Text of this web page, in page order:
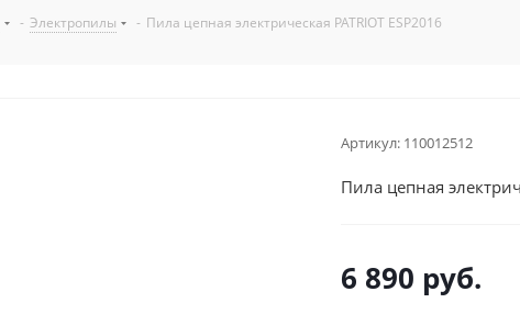
- Электропилы - Пила цепная электрическая PATRIOT ESP2016
Артикул: 110012512
Пила цепная
6 890 руб.